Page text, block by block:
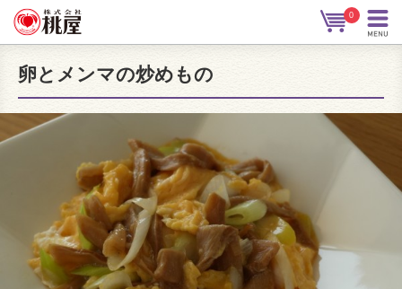
0
卵とメンマの炒めもの